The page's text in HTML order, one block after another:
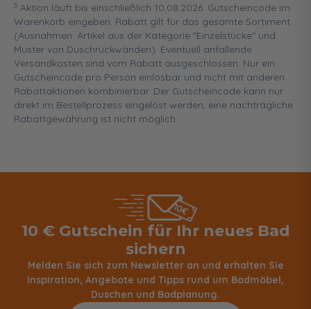
5 Aktion läuft bis einschließlich 10.08.2026. Gutscheincode im
Warenkorb eingeben. Rabatt gilt für das gesamte Sortiment
(Ausnahmen: Artikel aus der Kategorie "Einzelstücke" und
Muster von Duschrückwänden). Eventuell anfallende
Versandkosten sind vom Rabatt ausgeschlossen. Nur ein
Gutscheincode pro Person einlösbar und nicht mit anderen
Rabattaktionen kombinierbar. Der Gutscheincode kann nur
direkt im Bestellprozess eingelöst werden, eine nachträgliche
Rabattgewährung ist nicht möglich.
10 € Gutschein für Ihr neues Bad
sichern
Melden Sie sich zum Newsletter an und erhalten Sie
Inspiration, Angebote und Tipps rund um Badmöbel,
Duschen und Badplanung.